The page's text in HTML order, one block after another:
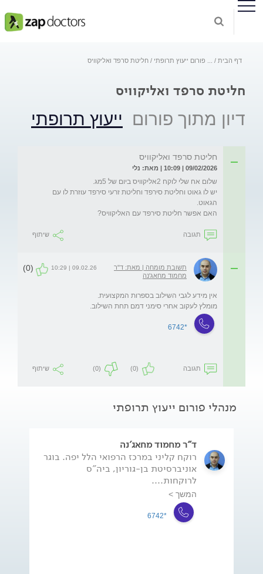
דף הבית פורום ייעוץ תרופתי חליטת סרפד ואליקוויס
חליטת סרפד ואליקוויס
דיון מתוך פורום ייעוץ תרופתי
חליטת סרפד ואליקוויס
09/02/2026 | 10:09 | מאת: נלי
יש לו גאוט וחליטת סירפד וחליטת זרעי סירפד עוזרת לו עם
האם אפשר חליטת סירפד עם האליקוויס?
תגובה שיתוף
תשובת מומחה | מאת: ד"ר
מחמוד מחאג'נה
09.02.26 | 10:29
(0)
מומלץ לעקוב אחרי סימני דמם תחת השילוב.
*6742
תגובה (0)
(0) שיתוף
מנהלי פורום ייעוץ תרופתי
ד"ר מחמוד מחאג'נה
רוקח קליני במרכז הרפואי הלל יפה. בוגר
אוניברסיטת בן-גוריון, ביה"ס
לרוקחות....
המשך >
*6742